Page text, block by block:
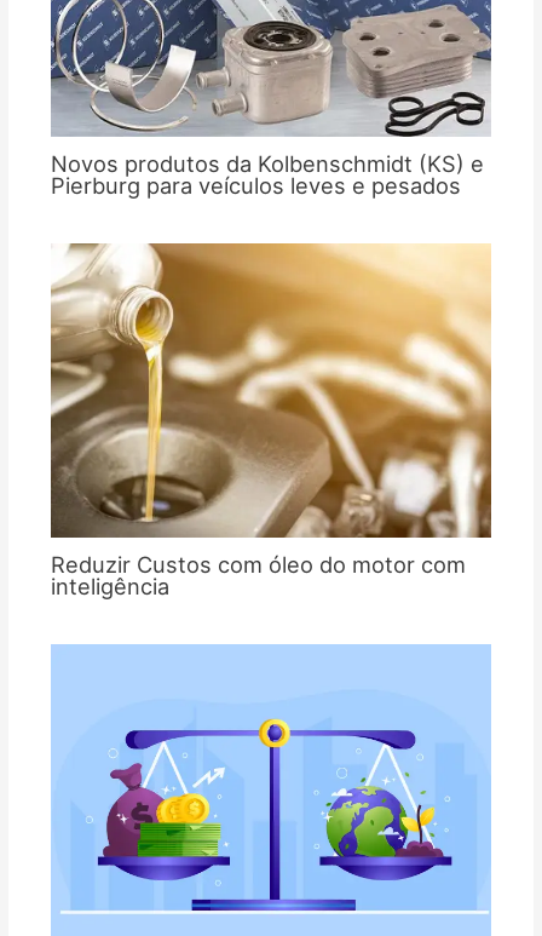
Novos produtos da Kolbenschmidt (KS) e
Pierburg para veículos leves e pesados
Reduzir Custos com óleo do motor com
inteligência